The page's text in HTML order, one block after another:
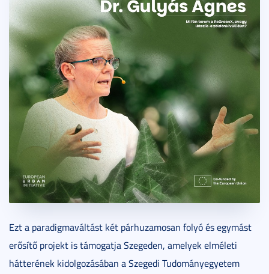
Ezt a paradigmaváltást két párhuzamosan folyó és egymást
erősítő projekt is támogatja Szegeden, amelyek elméleti
hátterének kidolgozásában a Szegedi Tudományegyetem